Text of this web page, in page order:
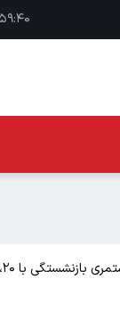
۱۲:۵۹:۴۱ - ۱۸